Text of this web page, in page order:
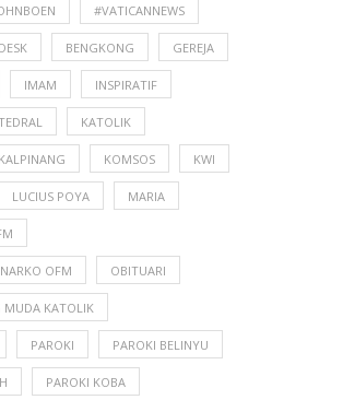
#VATICANNEWS
BENGKONG GEREJA
IMAM INSPIRATIF
KATOLIK
KOMSOS KWI
LUCIUS POYA MARIA
OFM OBITUARI
MUDA KATOLIK
PAROKI PAROKI BELINYU
PAROKI KOBA